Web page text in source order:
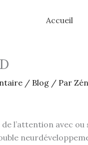
Accueil
/ Blog / Par
l’attention avec ou